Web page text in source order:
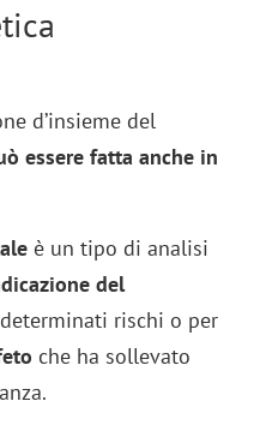
d’insieme del
essere fatta anche in
è un tipo di analisi
del
rischi o per
che ha sollevato